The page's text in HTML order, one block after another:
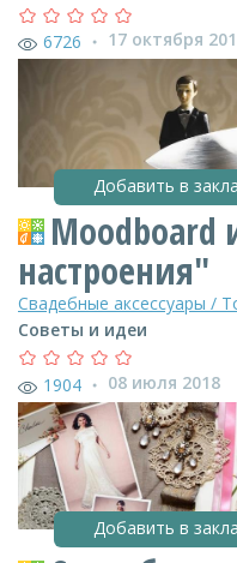
6726 ● 17 октября
Добавить в
Moodboard
настроения"
Свадебные аксессуары /
Советы и идеи
1904 ● 08 июля 2018
Добавить в